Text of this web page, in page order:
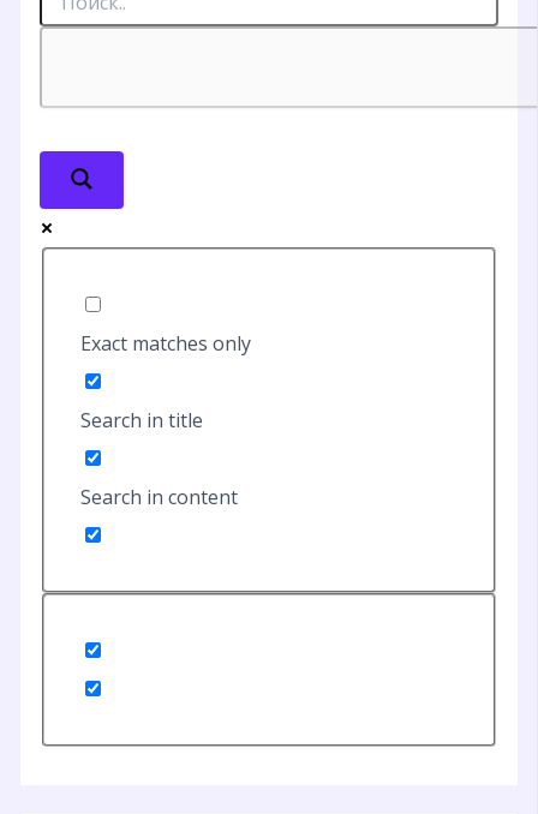
Exact matches only
Search in title
Search in content